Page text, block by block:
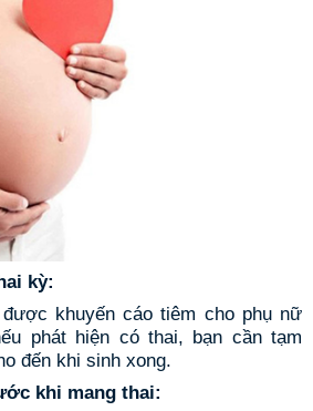
kỳ:
khuyến cáo tiêm cho phụ nữ
phát hiện có thai, bạn cần tạm
đến khi sinh xong.
khi mang thai: